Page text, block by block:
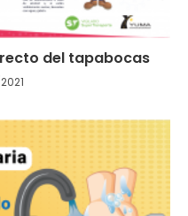
del tapabocas